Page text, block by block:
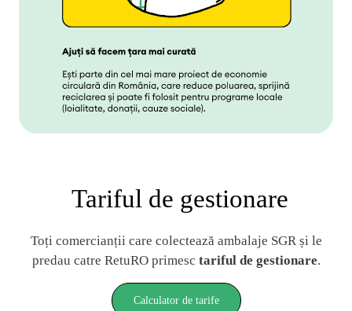
Tariful de gestionare
Toți comercianții care colectează ambalaje SGR și le
predau catre RetuRO primesc tariful de gestionare.
Calculator de tarife